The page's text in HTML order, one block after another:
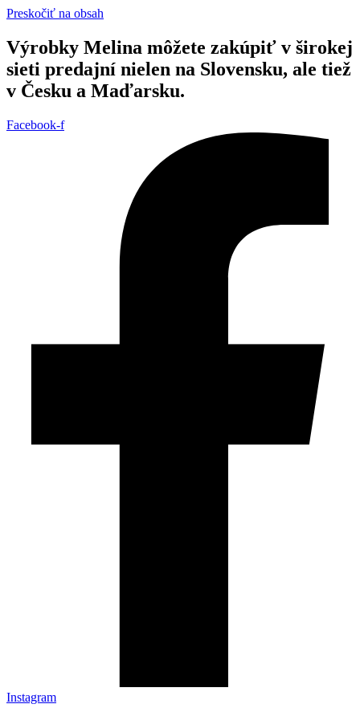
Preskočiť na obsah
Výrobky Melina môžete zakúpiť v širokej
sieti predajní nielen na Slovensku, ale tiež
v Česku a Maďarsku.
Facebook-f
Instagram